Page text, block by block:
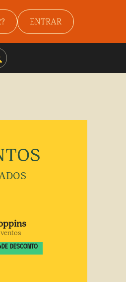
ENTRAR
DE DESCONTO